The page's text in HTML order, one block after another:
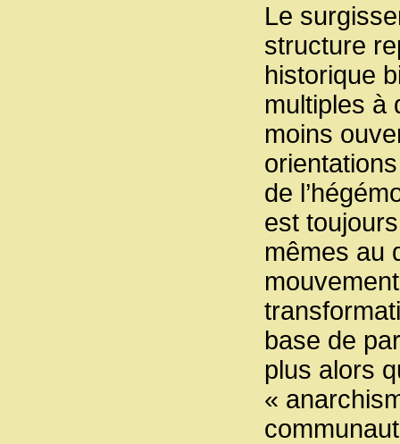
Le
structure
historique
multiples à
moins
de
est
mêmes au
base de
plus alors
«